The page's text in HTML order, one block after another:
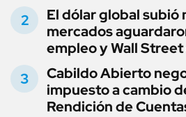
El dólar global subió
mercados
empleo y Wall
Cabildo Abierto
impuesto a cambio
Rendición de